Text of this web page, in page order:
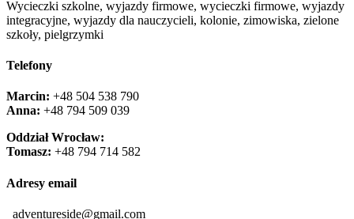
Wycieczki szkolne, wyjazdy firmowe, wycieczki firmowe, wyjazdy
integracyjne, wyjazdy dla nauczycieli, kolonie, zimowiska, zielone
szkoły, pielgrzymki
Telefony
Marcin: +48 504 538 790
Anna: +48 ‭794 509 039‬
Oddział Wrocław:
Tomasz: +48 794 714 582
Adresy email
adventureside@gmail.com